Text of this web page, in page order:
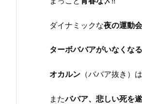
ダイナミックな夜の運動会
ターボババアがいなくな
オカルン （ババア抜き）は
またババア、悲しい死を